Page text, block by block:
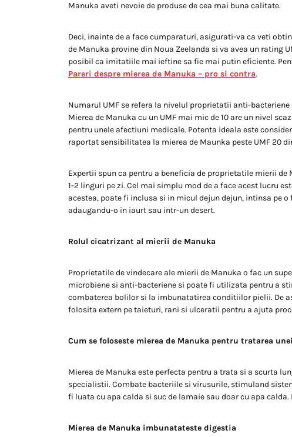
Manuka aveti nevoie de produse de cea mai buna calitate.
Deci, inainte de a face cumparaturi, asigurati-va ca veti
de Manuka provine din Noua Zeelanda si va avea un rating
posibil ca imitatiile mai ieftine sa fie mai putin eficiente.
Pareri despre mierea de Manuka – pro si contra.
Numarul UMF se refera la nivelul proprietatii anti-
Mierea de Manuka cu un UMF mai mic de 10 are un nivel
pentru unele afectiuni medicale. Potenta ideala este
raportat sensibilitatea la mierea de Maunka peste UMF 20
Expertii spun ca pentru a beneficia de proprietatile mierii
1-2 linguri pe zi. Cel mai simplu mod de a face acest lucru
acestea, poate fi inclusa si in micul dejun dejun, intinsa pe
adaugandu-o in iaurt sau intr-un desert.
Rolul cicatrizant al mierii de Manuka
Proprietatile de vindecare ale mierii de Manuka o fac un
microbiene si anti-bacteriene si poate fi utilizata pentru a
combaterea bolilor si la imbunatatirea conditiilor pielii. De
folosita extern pe taieturi, rani si ulceratii pentru a ajuta
Cum se foloseste mierea de Manuka pentru tratarea
Mierea de Manuka este perfecta pentru a trata si a scurta
specialistii. Combate bacteriile si virusurile, stimuland
fi luata cu apa calda si suc de lamaie sau doar cu apa
Mierea de Manuka imbunatateste digestia